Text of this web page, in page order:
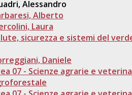
Alessandro
Alberto
Laura
sicurezza e sistemi del
Daniele
07 - Scienze agrarie e